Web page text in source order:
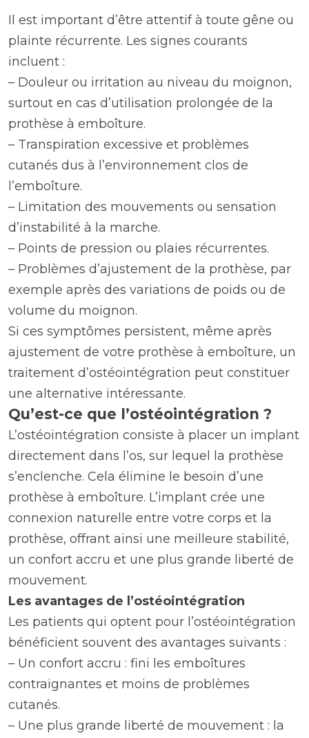
Il est important d’être attentif à toute gêne ou
plainte récurrente. Les signes courants
incluent :
– Douleur ou irritation au niveau du moignon,
surtout en cas d’utilisation prolongée de la
prothèse à emboîture.
– Transpiration excessive et problèmes
cutanés dus à l’environnement clos de
l’emboîture.
– Limitation des mouvements ou sensation
d’instabilité à la marche.
– Points de pression ou plaies récurrentes.
– Problèmes d’ajustement de la prothèse, par
exemple après des variations de poids ou de
volume du moignon.
Si ces symptômes persistent, même après
ajustement de votre prothèse à emboîture, un
traitement d’ostéointégration peut constituer
une alternative intéressante.
Qu’est-ce que l’ostéointégration ?
L’ostéointégration consiste à placer un implant
directement dans l’os, sur lequel la prothèse
s’enclenche. Cela élimine le besoin d’une
prothèse à emboîture. L’implant crée une
connexion naturelle entre votre corps et la
prothèse, offrant ainsi une meilleure stabilité,
un confort accru et une plus grande liberté de
mouvement.
Les avantages de l’ostéointégration
Les patients qui optent pour l’ostéointégration
bénéficient souvent des avantages suivants :
– Un confort accru : fini les emboîtures
contraignantes et moins de problèmes
cutanés.
– Une plus grande liberté de mouvement : la